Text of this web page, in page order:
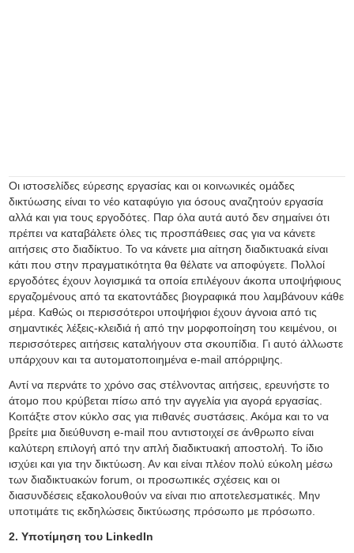
Οι ιστοσελίδες εύρεσης εργασίας και οι κοινωνικές ομάδες
δικτύωσης είναι το νέο καταφύγιο για όσους αναζητούν εργασία
αλλά και για τους εργοδότες. Παρ όλα αυτά αυτό δεν σημαίνει ότι
πρέπει να καταβάλετε όλες τις προσπάθειες σας για να κάνετε
αιτήσεις στο διαδίκτυο. Το να κάνετε μια αίτηση διαδικτυακά είναι
κάτι που στην πραγματικότητα θα θέλατε να αποφύγετε. Πολλοί
εργοδότες έχουν λογισμικά τα οποία επιλέγουν άκοπα υποψήφιους
εργαζομένους από τα εκατοντάδες βιογραφικά που λαμβάνουν κάθε
μέρα. Καθώς οι περισσότεροι υποψήφιοι έχουν άγνοια από τις
σημαντικές λέξεις-κλειδιά ή από την μορφοποίηση του κειμένου, οι
περισσότερες αιτήσεις καταλήγουν στα σκουπίδια. Γι αυτό άλλωστε
υπάρχουν και τα αυτοματοποιημένα e-mail απόρριψης.
Αντί να περνάτε το χρόνο σας στέλνοντας αιτήσεις, ερευνήστε το
άτομο που κρύβεται πίσω από την αγγελία για αγορά εργασίας.
Κοιτάξτε στον κύκλο σας για πιθανές συστάσεις. Ακόμα και το να
βρείτε μια διεύθυνση e-mail που αντιστοιχεί σε άνθρωπο είναι
καλύτερη επιλογή από την απλή διαδικτυακή αποστολή. Το ίδιο
ισχύει και για την δικτύωση. Αν και είναι πλέον πολύ εύκολη μέσω
των διαδικτυακών forum, οι προσωπικές σχέσεις και οι
διασυνδέσεις εξακολουθούν να είναι πιο αποτελεσματικές. Μην
υποτιμάτε τις εκδηλώσεις δικτύωσης πρόσωπο με πρόσωπο.
2. Υποτίμηση του LinkedIn